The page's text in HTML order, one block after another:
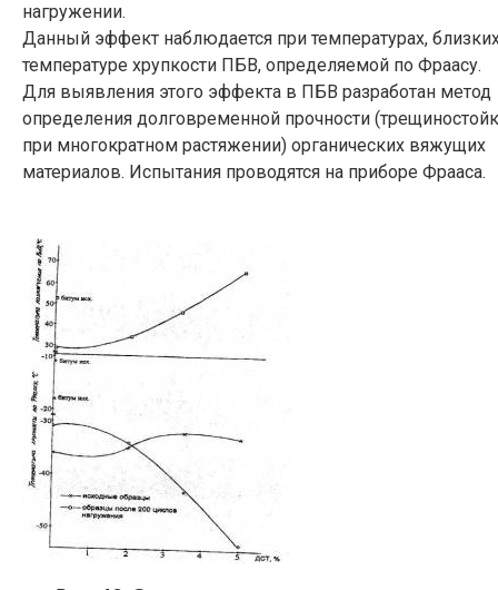
нагружении.
Данный эффект наблюдается при температурах,
температуре хрупкости ПБВ, определяемой по Фраасу.
Для выявления этого эффекта в ПБВ разработан метод
определения долговременной прочности
при многократном растяжении) органических вяжущих
материалов. Испытания проводятся на приборе Фрааса.